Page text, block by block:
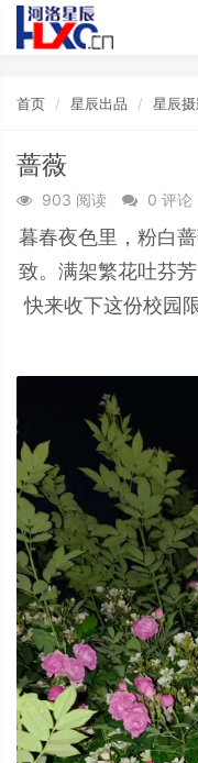
首页 星辰出品 星辰摄
蔷薇
903 阅读 0 评论
暮春夜色里，粉白
致。满架繁花吐芬
快来收下这份校园